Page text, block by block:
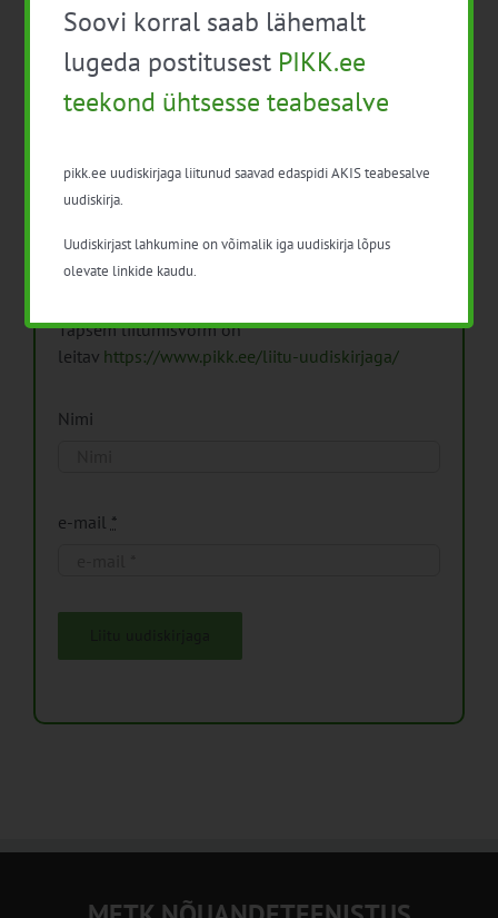
Pikk.ee uudiskirjaga liitumine.
Isikuandmeid töötleme vastavalt
Isikuandmete
Täpsem liitumisvorm on
leitav https://www.pikk.ee/liitu-uudiskirjaga/
Nimi
e-mail *
Soovi korral saab lähemalt
lugeda postitusest PIKK.ee
teekond ühtsesse teabesalve
pikk.ee uudiskirjaga liitunud saavad edaspidi AKIS teabesalve
uudiskirja.
Uudiskirjast lahkumine on võimalik iga uudiskirja lõpus
olevate linkide kaudu.